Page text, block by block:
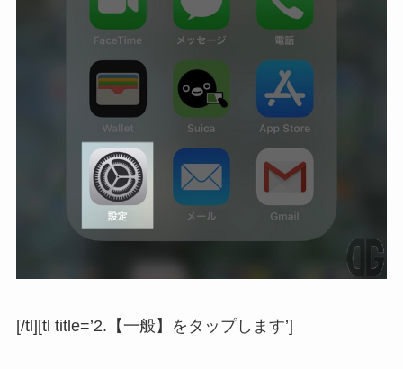
[/tl][tl title=’2.【一般】をタップします’]